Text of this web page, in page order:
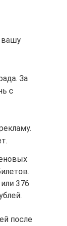
вашу
За
с
376
после